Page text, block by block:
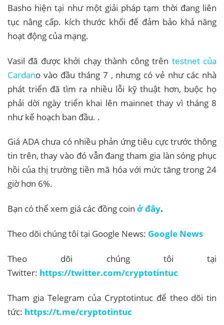
Basho hiện tại như một giải pháp tạm thời đang liên
tục nâng cấp. kích thước khối để đảm bảo khả năng
hoạt động của mạng.
Vasil đã được khởi chạy thành công trên testnet của
Cardano vào đầu tháng 7 , nhưng có vẻ như các nhà
phát triển đã tìm ra nhiều lỗi kỹ thuật hơn, buộc họ
phải dời ngày triển khai lên mainnet thay vì tháng 8
như kế hoạch ban đầu. .
Giá ADA chưa có nhiều phản ứng tiêu cực trước thông
tin trên, thay vào đó vẫn đang tham gia làn sóng phục
hồi của thị trường tiền mã hóa với mức tăng trong 24
giờ hơn 6%.
Bạn có thể xem giá các đồng coin ở đây.
Theo dõi chúng tôi tại Google News: Google News
Theo dõi chúng tôi tại
Twitter: https://twitter.com/cryptotintuc
Tham gia Telegram của Cryptotintuc để theo dõi tin
tức: https://t.me/cryptotintuc